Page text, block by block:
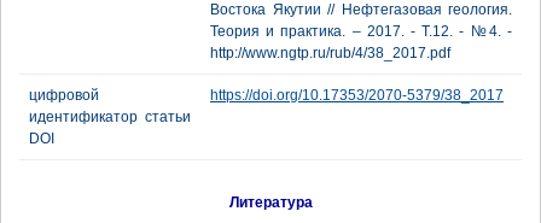
Востока Якутии // Нефтегазовая геология.
Теория и практика. – 2017. - Т.12. - №4. -
http://www.ngtp.ru/rub/4/38_2017.pdf
цифровой
идентификатор статьи
DOI
https://doi.org/10.17353/2070-5379/38_2017
Литература